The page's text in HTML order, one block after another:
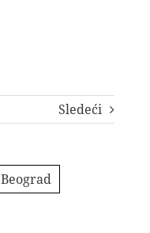
Sledeći
Beograd